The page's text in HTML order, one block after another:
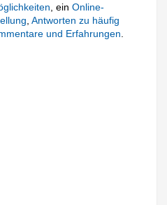
, einOnline-
,Antworten zu häufig
und Erfahrungen